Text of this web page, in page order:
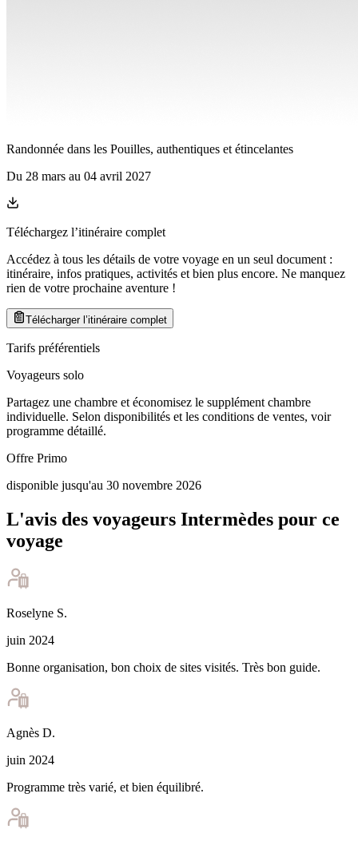
Randonnée dans les Pouilles, authentiques et étincelantes
Du 28 mars au 04 avril 2027
Téléchargez l’itinéraire complet
Accédez à tous les détails de votre voyage en un seul document :
itinéraire, infos pratiques, activités et bien plus encore. Ne manquez
rien de votre prochaine aventure !
Télécharger l’itinéraire complet
Tarifs préférentiels
Voyageurs solo
Partagez une chambre et économisez le supplément chambre
individuelle. Selon disponibilités et les conditions de ventes, voir
programme détaillé.
Offre Primo
disponible jusqu'au 30 novembre 2026
L'avis des voyageurs Intermèdes pour ce
voyage
Roselyne S.
juin 2024
Bonne organisation, bon choix de sites visités. Très bon guide.
Agnès D.
juin 2024
Programme très varié, et bien équilibré.